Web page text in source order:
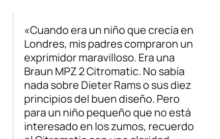
«Cuando era un niño que crecía en
Londres, mis padres compraron un
exprimidor maravilloso. Era una
Braun MPZ 2 Citromatic. No sabía
nada sobre Dieter Rams o sus diez
principios del buen diseño. Pero
para un niño pequeño que no está
interesado en los zumos, recuerdo